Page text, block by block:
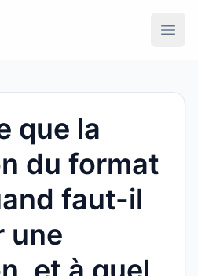
que la
du format
faut-il
une